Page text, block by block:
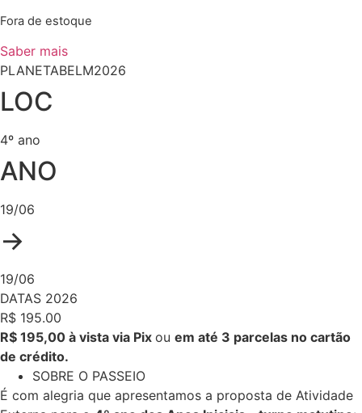
Fora de estoque
Saber mais
PLANETABELM2026
LOC
4º ano
ANO
19/06
→
19/06
DATAS 2026
R$ 195.00
R$ 195,00 à vista via Pix ou em até 3 parcelas no cartão
de crédito.
SOBRE O PASSEIO
É com alegria que apresentamos a proposta de Atividade